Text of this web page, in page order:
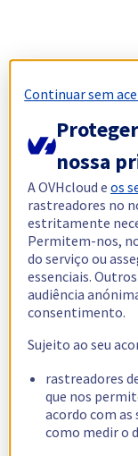
Continuar sem
nossa
A OVHcloud eos
rastreadores no
estritamente
Permitem-nos,
do serviço ou
essenciais.
audiência
consentimento.
Sujeito ao seu
rastreadores
que nos
acordo com
como medir o